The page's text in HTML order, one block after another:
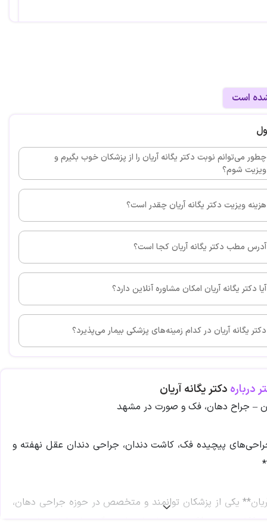
فک
این پزشک را پیشنهاد می کنم
این پزشک را پیشنهاد می کنم
این پزشک را پیشنهاد می کنم
است
چطور می‌توانم نوبت دکتر یگانه آریان را از پزشکان خوب بگیرم و
ویزیت شوم؟
هزینه ویزیت دکتر یگانه آریان چقدر است؟
آدرس مطب دکتر یگانه آریان کجا است؟
آیا دکتر یگانه آریان امکان مشاوره آنلاین دارد؟
دکتر یگانه آریان در کدام زمینه‌های پزشکی بیمار می‌پذیرد؟
درباره دکتر یگانه آریان
– جراح دهان، فک و صورت در مشهد
پیچیده فک، کاشت دندان، جراحی دندان عقل نهفته و
یکی از پزشکان توانمند و متخصص در حوزه جراحی دهان،
**شهر مشهد** هستند. ایشان با بهره‌گیری از دانش تخصصی